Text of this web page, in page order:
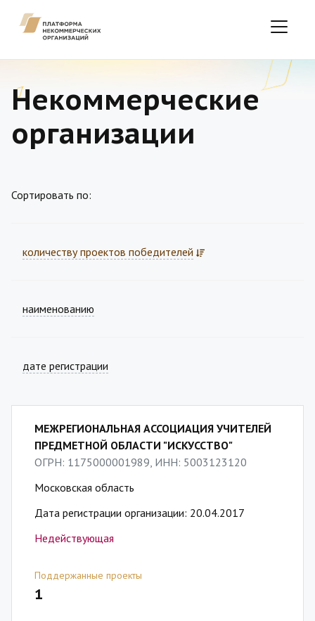
Некоммерческие
организации
Сортировать по:
количеству проектов победителей
наименованию
дате регистрации
МЕЖРЕГИОНАЛЬНАЯ АССОЦИАЦИЯ УЧИТЕЛЕЙ
ПРЕДМЕТНОЙ ОБЛАСТИ "ИСКУССТВО"
ОГРН: 1175000001989, ИНН: 5003123120
Московская область
Дата регистрации организации: 20.04.2017
Недействующая
Поддержанные проекты
1